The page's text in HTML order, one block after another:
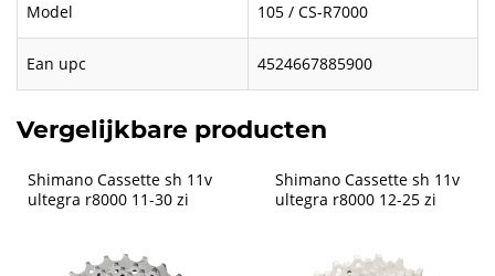
Model 105 / CS-R7000
Ean upc 4524667885900
Vergelijkbare producten
Shimano Cassette sh 11v
ultegra r8000 11-30 zi
Shimano Cassette sh 11v
ultegra r8000 12-25 zi